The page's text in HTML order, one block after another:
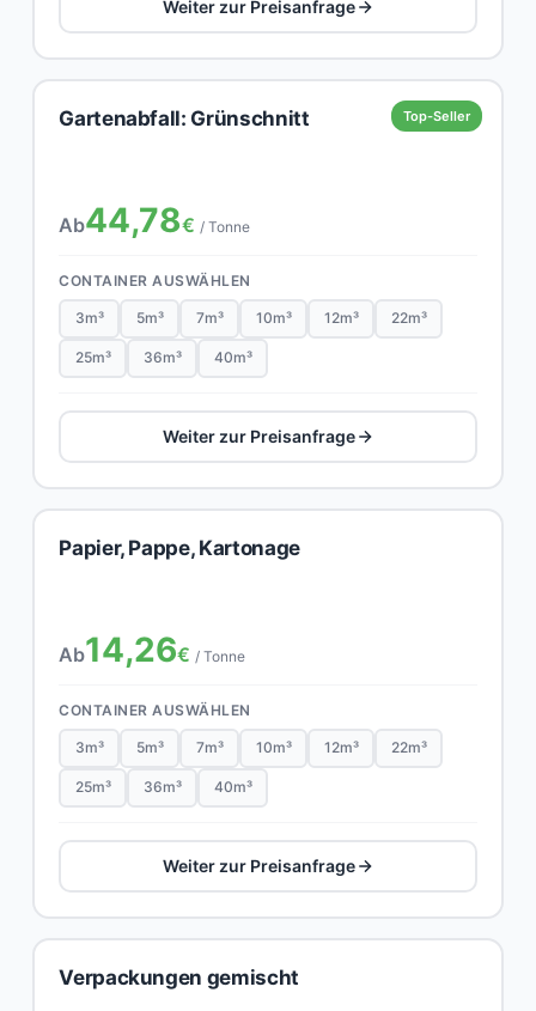
Weiter zur Preisanfrage
Top-Seller
Gartenabfall: Grünschnitt
Ab44,78€ / Tonne
CONTAINER AUSWÄHLEN
3m³ 5m³ 7m³ 10m³ 12m³ 22m³
25m³ 36m³ 40m³
Weiter zur Preisanfrage
Papier, Pappe, Kartonage
Ab14,26€ / Tonne
CONTAINER AUSWÄHLEN
3m³ 5m³ 7m³ 10m³ 12m³ 22m³
25m³ 36m³ 40m³
Weiter zur Preisanfrage
Verpackungen gemischt